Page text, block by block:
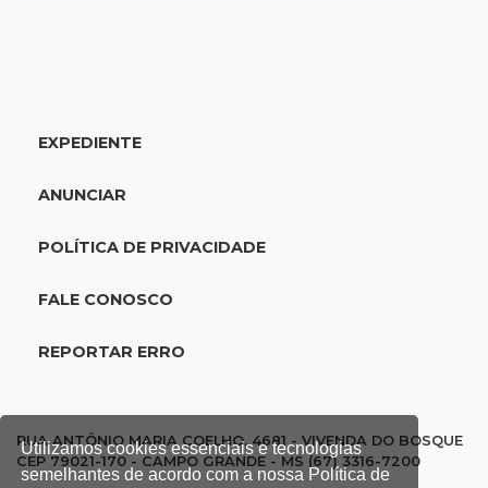
Utilizamos cookies essenciais e tecnologias
semelhantes de acordo com a nossa Política de
20:06Balcão de empregos
abertas em 114 funções
19:47Festival do Sobá
Em visita à Feira Central, Riedel volta a
futuro do jogo do bicho no País
EXPEDIENTE
ANUNCIAR
POLÍTICA DE PRIVACIDADE
FALE CONOSCO
REPORTAR ERRO
RUA ANTÔNIO MARIA COELHO, 4681 - VIVENDA DO BOSQUE
CEP 79021-170 - CAMPO GRANDE - MS (67) 3316-7200